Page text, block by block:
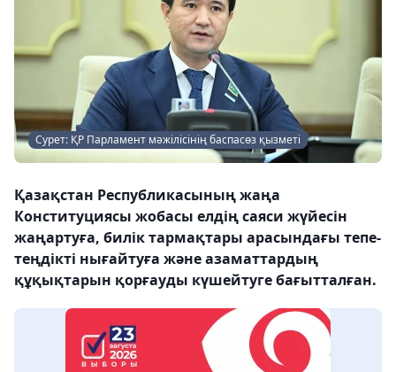
Сурет: ҚР Парламент мәжілісінің баспасөз қызметі
Қазақстан Республикасының жаңа
Конституциясы жобасы елдің саяси жүйесін
жаңартуға, билік тармақтары арасындағы тепе-
теңдікті нығайтуға және азаматтардың
құқықтарын қорғауды күшейтуге бағытталған.